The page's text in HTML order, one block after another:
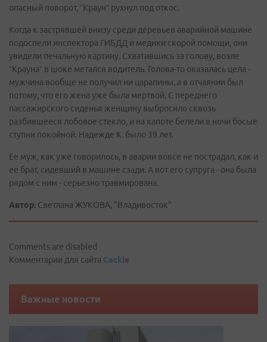
опасный поворот, “Краун” рухнул под откос.
Когда к застрявшей внизу среди деревьев аварийной машине
подоспели инспектора ГИБДД и медики скорой помощи, они
увидели печальную картину. Схватившись за голову, возле
“Крауна” в шоке метался водитель. Голова-то оказалась цела -
мужчина вообще не получил ни царапины, а в отчаянии был
потому, что его жена уже была мертвой. С переднего
пассажирского сиденья женщину выбросило сквозь
разбившееся лобовое стекло, и на капоте белели в ночи босые
ступни покойной. Надежде К. было 39 лет.
Ее муж, как уже говорилось, в аварии вовсе не пострадал, как и
ее брат, сидевший в машине сзади. А вот его супруга - она была
рядом с ним - серьезно травмирована.
Автор: Светлана ЖУКОВА, "Владивосток"
Comments are disabled
Комментарии для сайта Cackle
Важные новости